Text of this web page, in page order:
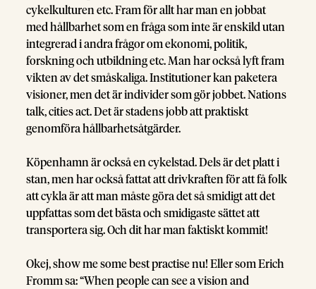
cykelkulturen etc. Fram för allt har man en jobbat
med hållbarhet som en fråga som inte är enskild utan
integrerad i andra frågor om ekonomi, politik,
forskning och utbildning etc. Man har också lyft fram
vikten av det småskaliga. Institutioner kan paketera
visioner, men det är individer som gör jobbet. Nations
talk, cities act. Det är stadens jobb att praktiskt
genomföra hållbarhetsåtgärder.
Köpenhamn är också en cykelstad. Dels är det platt i
stan, men har också fattat att drivkraften för att få folk
att cykla är att man måste göra det så smidigt att det
uppfattas som det bästa och smidigaste sättet att
transportera sig. Och dit har man faktiskt kommit!
Okej, show me some best practise nu! Eller som Erich
Fromm sa: “When people can see a vision and